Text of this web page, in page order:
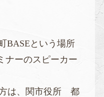
BASEという場所
ナーのスピーカー
は、関市役所 都